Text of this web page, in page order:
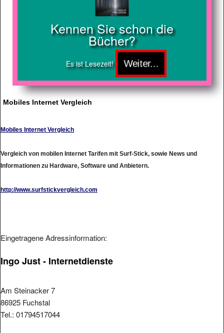
Kennen Sie schon die
Bücher?
Es ist Lesezeit!
Mobiles Internet Vergleich
Mobiles Internet Vergleich
Vergleich von mobilen Internet Tarifen mit Surf-Stick, sowie News und
Informationen zu Hardware, Software und Anbietern.
http://www.surfstickvergleich.com
Eingetragene Adressinformation:
Ingo Just - Internetdienste
Am Steinacker 7
86925 Fuchstal
Tel.: 01794517044